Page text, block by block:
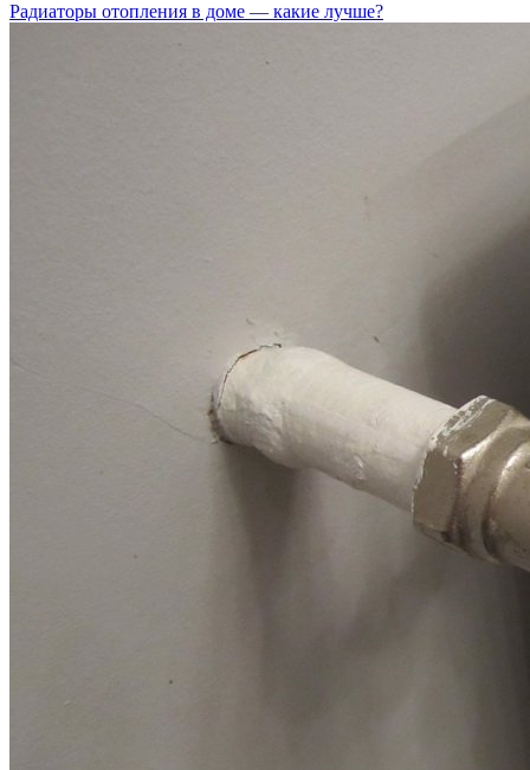
Радиаторы отопления в доме — какие лучше?